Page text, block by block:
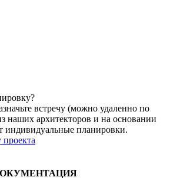
встречу (можно удаленно по
наших архитекторов и на основании
индивидуальные планировки.